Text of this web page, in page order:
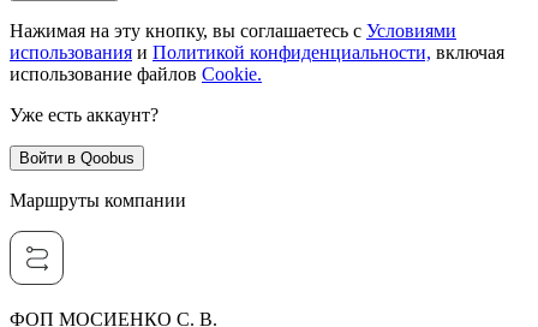
Нажимая на эту кнопку, вы соглашаетесь с Условиями
использования и Политикой конфиденциальности, включая
использование файлов Cookie.
Уже есть аккаунт?
Войти в Qoobus
Маршруты компании
ФОП МОСИЕНКО С. В.